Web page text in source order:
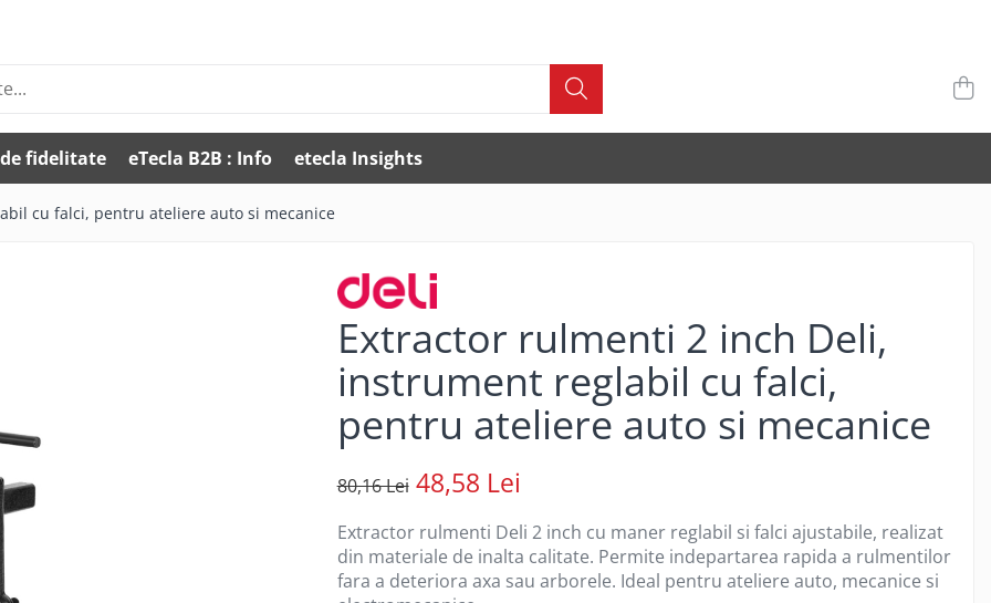
fidelitate eTecla B2B : Info etecla Insights
cu falci, pentru ateliere auto si mecanice
Extractor rulmenti 2 inch Deli,
instrument reglabil cu falci,
pentru ateliere auto si mecanice
80,16 Lei 48,58 Lei
Extractor rulmenti Deli 2 inch cu maner reglabil si falci ajustabile, realizat
din materiale de inalta calitate. Permite indepartarea rapida a rulmentilor
fara a deteriora axa sau arborele. Ideal pentru ateliere auto, mecanice si